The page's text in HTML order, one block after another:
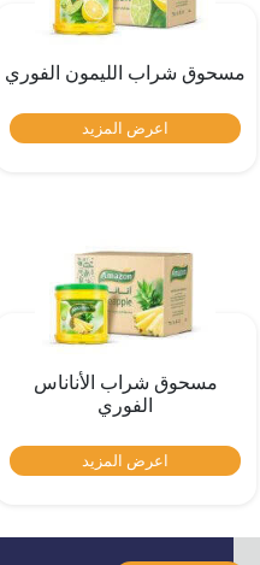
مسحوق شراب الليمون الفوري
اعرض المزيد
مسحوق شراب الأناناس
الفوري
اعرض المزيد